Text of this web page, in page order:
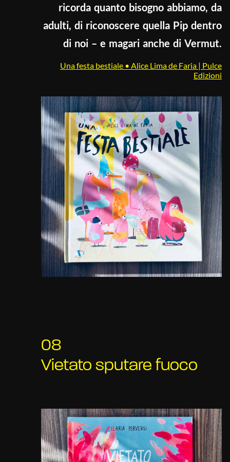
ricorda quanto bisogno abbiamo, da
adulti, di riconoscere quella Pip dentro
di noi – e magari anche di Vermut.
Una festa bestiale • Alice Lima de Faria | Pulce
Edizioni
08
Vietato sputare fuoco